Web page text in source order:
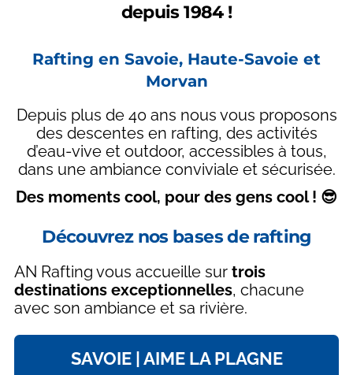
depuis 1984 !
Rafting en Savoie, Haute-Savoie et
Morvan
Depuis plus de 40 ans nous vous proposons
des descentes en rafting, des activités
d’eau-vive et outdoor, accessibles à tous,
dans une ambiance conviviale et sécurisée.
Des moments cool, pour des gens cool ! 😎
Découvrez nos bases de rafting
AN Rafting vous accueille sur trois
destinations exceptionnelles, chacune
avec son ambiance et sa rivière.
SAVOIE | AIME LA PLAGNE